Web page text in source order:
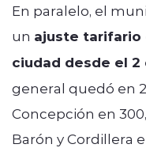
En paralelo, el
un ajuste tarifario
ciudad desde el
general quedó en
Concepción en
Barón y Cordillera